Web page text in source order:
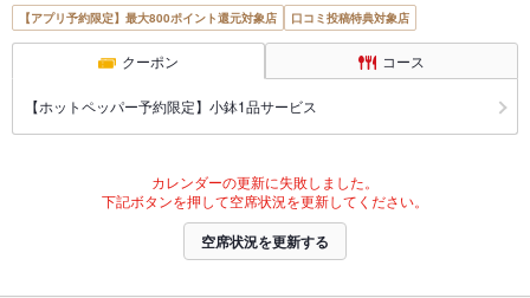
【アプリ予約限定】最大800ポイント還元対象店 口コミ投稿特典対象店
クーポン コース
【ホットペッパー予約限定】小鉢1品サービス
カレンダーの更新に失敗しました。
下記ボタンを押して空席状況を更新してください。
空席状況を更新する